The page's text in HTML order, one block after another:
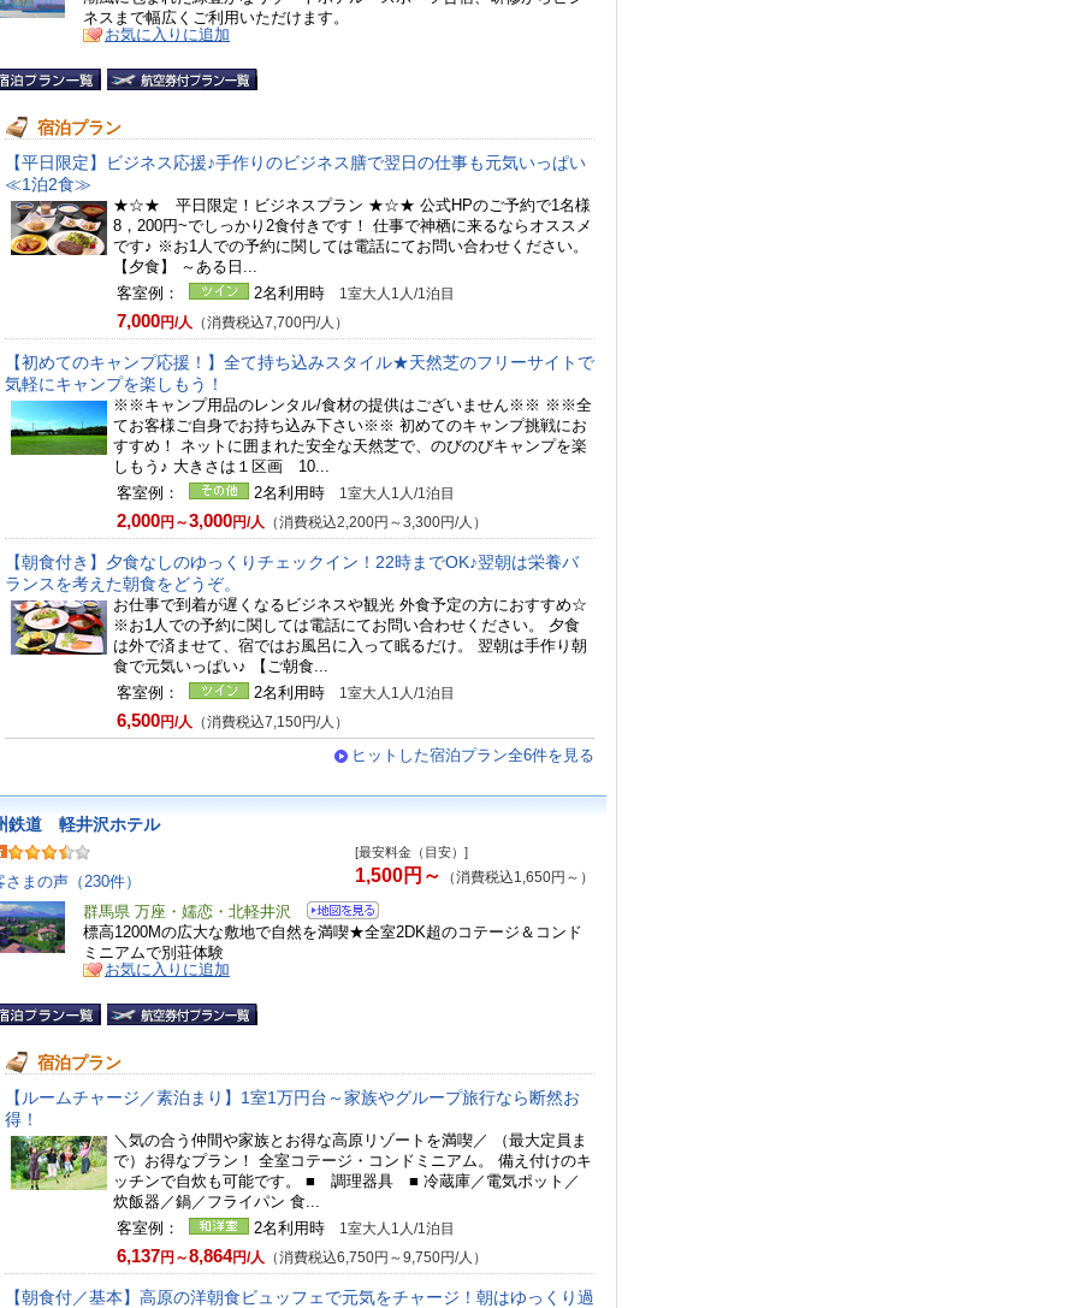
ネスまで幅広くご利用いただけます。
お気に入りに追加
宿泊プラン
【平日限定】ビジネス応援♪手作りのビジネス膳で翌日の仕事も元気いっぱい
≪1泊2食≫
★☆★ 平日限定！ビジネスプラン ★☆★ 公式HPのご予約で1名様
8，200円~でしっかり2食付きです！ 仕事で神栖に来るならオススメ
です♪ ※お1人での予約に関しては電話にてお問い合わせください。
【夕食】 ～ある日...
客室例：
2名利用時 1室大人1人/1泊目
7,000円/人 （消費税込7,700円/人）
【初めてのキャンプ応援！】全て持ち込みスタイル★天然芝のフリーサイトで
気軽にキャンプを楽しもう！
※※キャンプ用品のレンタル/食材の提供はございません※※ ※※全
てお客様ご自身でお持ち込み下さい※※ 初めてのキャンプ挑戦にお
すすめ！ ネットに囲まれた安全な天然芝で、のびのびキャンプを楽
しもう♪ 大きさは１区画 10...
客室例：
2名利用時 1室大人1人/1泊目
2,000円～3,000円/人 （消費税込2,200円～3,300円/人）
【朝食付き】夕食なしのゆっくりチェックイン！22時までOK♪翌朝は栄養バ
ランスを考えた朝食をどうぞ。
お仕事で到着が遅くなるビジネスや観光 外食予定の方におすすめ☆
※お1人での予約に関しては電話にてお問い合わせください。 夕食
は外で済ませて、宿ではお風呂に入って眠るだけ。 翌朝は手作り朝
食で元気いっぱい♪ 【ご朝食...
客室例：
2名利用時 1室大人1人/1泊目
6,500円/人 （消費税込7,150円/人）
ヒットした宿泊プラン全6件を見る
鉄道 軽井沢ホテル
さまの声（230件）
[最安料金（目安）]
1,500円～ （消費税込1,650円～）
群馬県 万座・嬬恋・北軽井沢
標高1200Mの広大な敷地で自然を満喫★全室2DK超のコテージ＆コンド
ミニアムで別荘体験
お気に入りに追加
宿泊プラン
【ルームチャージ／素泊まり】1室1万円台～家族やグループ旅行なら断然お
得！
＼気の合う仲間や家族とお得な高原リゾートを満喫／ （最大定員ま
で）お得なプラン！ 全室コテージ・コンドミニアム。 備え付けのキ
ッチンで自炊も可能です。 ■ 調理器具 ■ 冷蔵庫／電気ポット／
炊飯器／鍋／フライパン 食...
客室例：
2名利用時 1室大人1人/1泊目
6,137円～8,864円/人 （消費税込6,750円～9,750円/人）
【朝食付／基本】高原の洋朝食ビュッフェで元気をチャージ！朝はゆっくり過